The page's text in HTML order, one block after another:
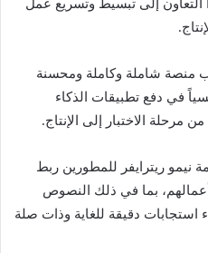
التعاون إلى تبسيط وتسريع عمل
منصة شاملة وكاملة ومحسنة
في دفع تطبيقات الذكاء
مرحلة الاختبار إلى الإنتاج.
نيمو ريترايفر للمطورين ربط
أعمالهم، بما في ذلك النصوص
استجابات دقيقة للغاية وذات صلة